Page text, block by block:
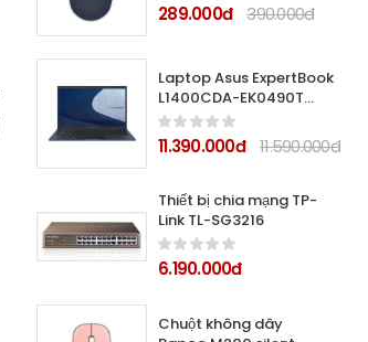
289.000đ 390.000đ
Laptop Asus ExpertBook
L1400CDA-EK0490T
(R3-3250U/ 4GB/ 256GB
SSD/ 14.0FHD/ VGA ON/
WIN10/ Black)
11.390.000đ 11.590.000đ
Thiết bị chia mạng TP-
Link TL-SG3216
6.190.000đ
Chuột không dây